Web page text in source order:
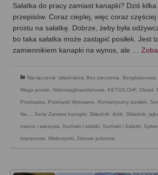
Sałatka do pracy zamiast kanapki? Dziś
przepisów. Coraz cieplej, więc coraz
prostu na sałatkę. Dobrze, żeby była
bo taka sałatka może zastąpić posiłek. Jest
zamiennikiem kanapki na wynos, ale …
'Nie-łączenie' składników, Bez pieczenia Bezglutenowa
Mega proste Niskowęglowodanowe, KETO/LCHF, Obiad
Przekąska Przekąski Wytrawne Romantyczny posiłek
Na... Seria Zamiast kanapki Składnik: drób Składnik:
owoce i warzywa Surówki i sałatki Surówki i Sałatki
imprezowe Walentynki Zdrowe jedzenie